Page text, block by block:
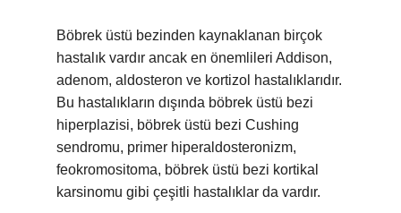
Böbrek üstü bezinden kaynaklanan birçok
hastalık vardır ancak en önemlileri Addison,
adenom, aldosteron ve kortizol hastalıklarıdır.
Bu hastalıkların dışında böbrek üstü bezi
hiperplazisi, böbrek üstü bezi Cushing
sendromu, primer hiperaldosteronizm,
feokromositoma, böbrek üstü bezi kortikal
karsinomu gibi çeşitli hastalıklar da vardır.